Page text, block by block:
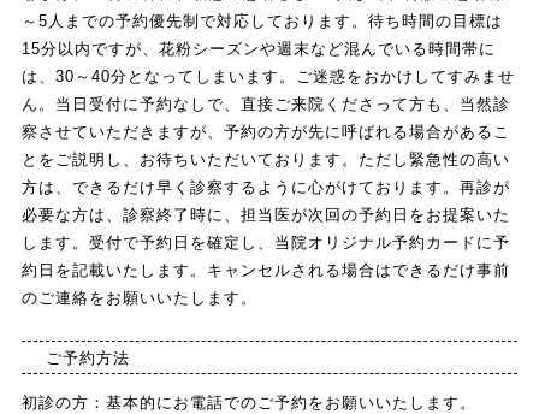
～5人までの予約優先制で対応しております。待ち時間の目標は
15分以内ですが、花粉シーズンや週末など混んでいる時間帯に
は、30～40分となってしまいます。ご迷惑をおかけしてすみませ
ん。当日受付に予約なしで、直接ご来院くださって方も、当然診
察させていただきますが、予約の方が先に呼ばれる場合があるこ
とをご説明し、お待ちいただいております。ただし緊急性の高い
方は、できるだけ早く診察するように心がけております。再診が
必要な方は、診察終了時に、担当医が次回の予約日をお提案いた
します。受付で予約日を確定し、当院オリジナル予約カードに予
約日を記載いたします。キャンセルされる場合はできるだけ事前
のご連絡をお願いいたします。
ご予約方法
初診の方：基本的にお電話でのご予約をお願いいたします。